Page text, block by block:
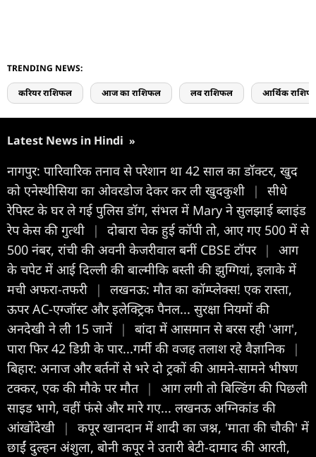
TRENDING NEWS:
करियर राशिफल आज का राशिफल लव राशिफल आर्थिक
Latest News in Hindi »
नागपुर: पारिवारिक तनाव से परेशान था 42 साल का डॉक्टर, खुद
को एनेस्थीसिया का ओवरडोज देकर कर ली खुदकुशी
|
सीधे
रेपिस्ट के घर ले गई पुलिस डॉग, संभल में Mary ने सुलझाई ब्लाइंड
रेप केस की गुत्थी
|
दोबारा चेक हुई कॉपी तो, आए गए 500 में से
500 नंबर, रांची की अवनी केजरीवाल बनीं CBSE टॉपर |
आग
के चपेट में आई दिल्ली की बाल्मीकि बस्ती की झुग्गियां, इलाके में
मची अफरा-तफरी
|
लखनऊ: मौत का कॉम्प्लेक्स! एक रास्ता,
ऊपर AC-एग्जॉस्ट और इलेक्ट्रिक पैनल... सुरक्षा नियमों की
अनदेखी ने ली 15 जानें |
बांदा में आसमान से बरस रही 'आग',
पारा फिर 42 डिग्री के पार...गर्मी की वजह तलाश रहे वैज्ञानिक
|
बिहार: अनाज और बर्तनों से भरे दो ट्रकों की आमने-सामने भीषण
टक्कर, एक की मौके पर मौत |
आग लगी तो बिल्डिंग की पिछली
साइड भागे, वहीं फंसे और मारे गए... लखनऊ अग्निकांड की
आंखोंदेखी
|
कपूर खानदान में शादी का जश्न, 'माता की चौकी' में
छाईं दुल्हन अंशुला, बोनी कपूर ने उतारी बेटी-दामाद की आरती,